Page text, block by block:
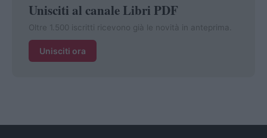
Unisciti al canale Libri PDF
Oltre 1.500 iscritti ricevono già le novità in anteprima.
Unisciti ora